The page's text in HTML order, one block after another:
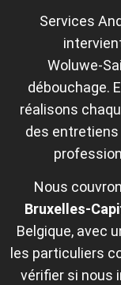
Services
débouchage.
réalisons
des
Nous
Belgique, avec
les particuliers
vérifier si nous